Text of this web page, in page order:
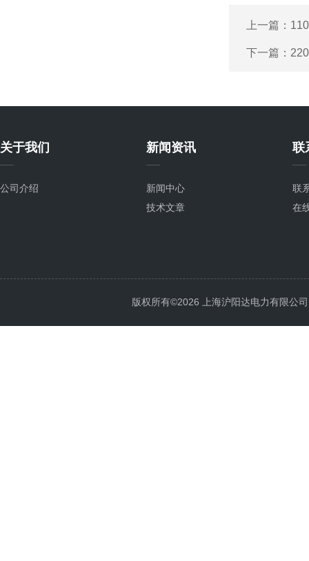
上一篇：
下一篇：
关于我们
公司介绍
新闻资讯
新闻中心
技术文章
联
联
在
版权所有©2026 上海沪阳达电力有限公